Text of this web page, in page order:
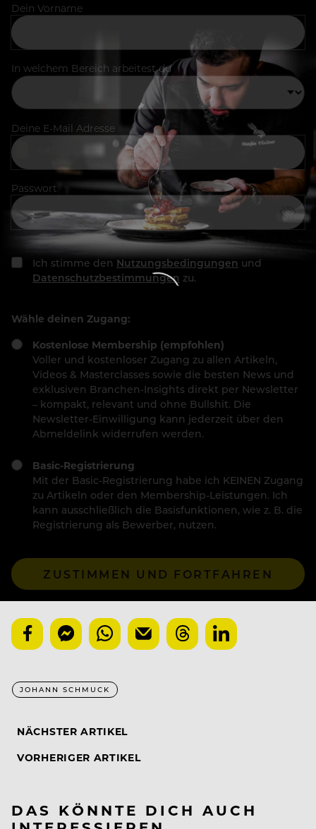
Dein Vorname
In welchem Bereich arbeitest du
Deine E-Mail Adresse
Passwort
Ich stimme den Nutzungsbedingungen und
Datenschutzbestimmungen zu.
Wähle deinen Zugang:
Kostenlose Membership (empfohlen)
Voller und kostenloser Zugang zu allen Artikeln,
Videos & Masterclasses sowie die besten News und
exklusiven Branchen-Insights direkt per Newsletter
– kompakt, relevant und ohne Bullshit. Die
Newsletter-Einwilligung kann jederzeit über den
Abmeldelink widerrufen werden.
Basic-Registrierung
Mit der Basic-Registrierung habe ich KEINEN Zugang
zu Artikeln oder den Membership-Leistungen. Ich
kann ausschließlich die Basisfunktionen, wie z. B. die
Registrierung als Bewerber, nutzen.
ZUSTIMMEN UND FORTFAHREN
JOHANN SCHMUCK
NÄCHSTER ARTIKEL
VORHERIGER ARTIKEL
DAS KÖNNTE DICH AUCH